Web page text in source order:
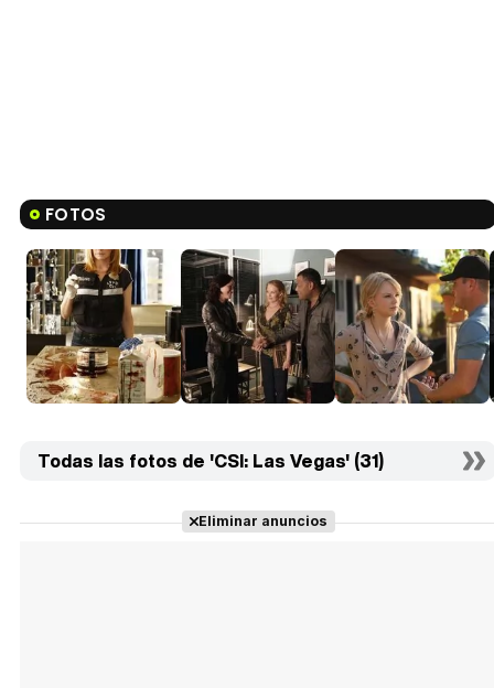
FOTOS
Todas las fotos de 'CSI: Las Vegas' (31)
Eliminar anuncios